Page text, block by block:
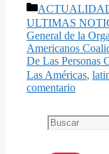
Categorías
ULTIMAS
General de la
Americanos
De Las Personas
Las Américas,
comentario
Buscar